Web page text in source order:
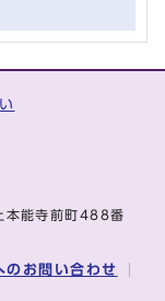
能寺前町488番
のお問い合わせ